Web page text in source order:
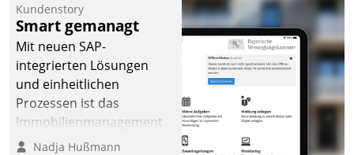
Kundenstory
Smart gemanagt
Mit neuen SAP-
integrierten Lösungen
und einheitlichen
Prozessen ist das
Immobilienmanagement
der Bayerischen
Nadja Hußmann